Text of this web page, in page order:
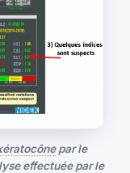
par le
effectuée par le